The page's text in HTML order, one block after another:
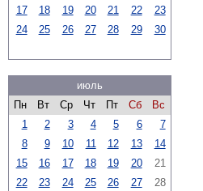
17
18 19 20 21 22
23
24
25 26 27 28 29 30
июль
Пн
Вт Ср Чт Пт Сб
Вс
1
2 3 4 5 6
7
8
9 10 11 12 13
14
15
16 17 18 19 20
21
22
23 24 25 26 27
28